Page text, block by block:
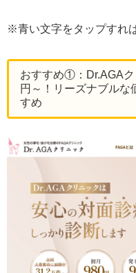
※青い文字をタップすれ
おすすめ①：Dr.AGA
円～！リーズナブルな
すめ